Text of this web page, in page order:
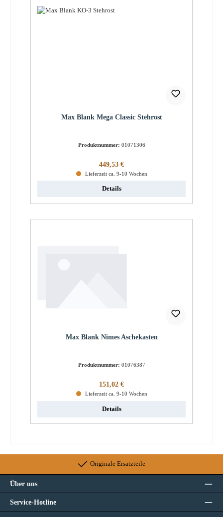
Max Blank Mega Classic Stehrost
Produktnummer: 01071306
Regulärer Preis:
449,53 €
Lieferzeit ca. 9-10 Wochen
Details
Max Blank Nimes Aschekasten
Produktnummer: 01076387
Regulärer Preis:
151,02 €
Lieferzeit ca. 9-10 Wochen
Details
Originale Ersatzteile
Über uns
Service-Hotline